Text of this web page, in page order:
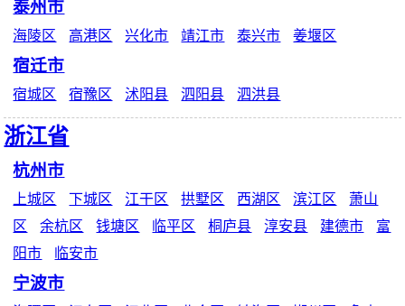
泰州市
海陵区 高港区 兴化市 靖江市 泰兴市 姜堰区
宿迁市
宿城区 宿豫区 沭阳县 泗阳县 泗洪县
浙江省
杭州市
上城区 下城区 江干区 拱墅区 西湖区 滨江区
萧山
区
余杭区 钱塘区 临平区 桐庐县 淳安县 建德市
富
阳市
临安市
宁波市